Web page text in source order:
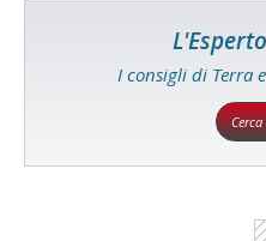
I consigli di Terra